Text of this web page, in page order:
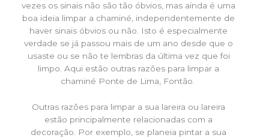
vezes os sinais não são tão óbvios, mas ainda é uma
boa ideia limpar a chaminé, independentemente de
haver sinais óbvios ou não. Isto é especialmente
verdade se já passou mais de um ano desde que o
usaste ou se não te lembras da última vez que foi
limpo. Aqui estão outras razões para limpar a
chaminé Ponte de Lima, Fontão.
Outras razões para limpar a sua lareira ou lareira
estão principalmente relacionadas com a
decoração. Por exemplo, se planeia pintar a sua